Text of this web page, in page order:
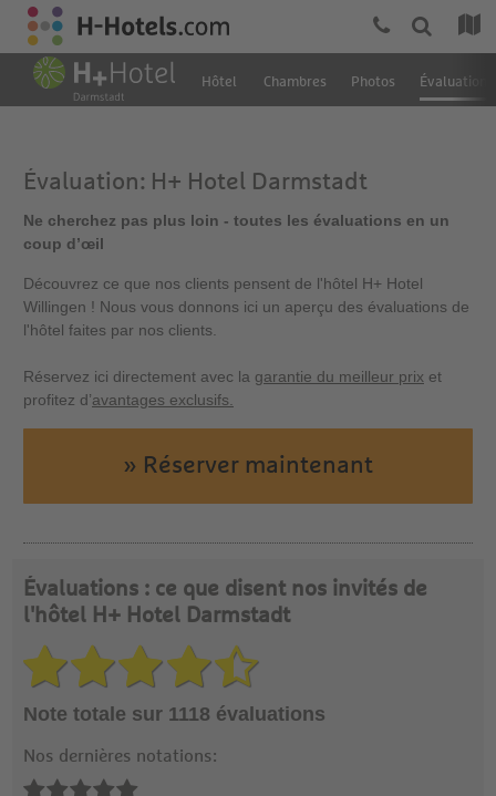
Hôtel Chambres Photos Évaluation
Évaluation: H+ Hotel Darmstadt
Ne cherchez pas plus loin - toutes les évaluations en un
coup d’œil
Découvrez ce que nos clients pensent de l'hôtel H+ Hotel
Willingen ! Nous vous donnons ici un aperçu des évaluations de
l'hôtel faites par nos clients.
Réservez ici directement avec la garantie du meilleur prix et
profitez d’avantages exclusifs.
» Réserver maintenant
Évaluations : ce que disent nos invités de
l'hôtel H+ Hotel Darmstadt
Note totale sur 1118 évaluations
Nos dernières notations: